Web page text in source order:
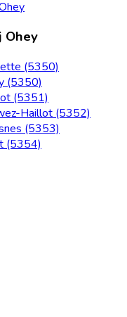
Ohey
(5350)
(5350)
(5351)
Haillot (5352)
(5353)
(5354)